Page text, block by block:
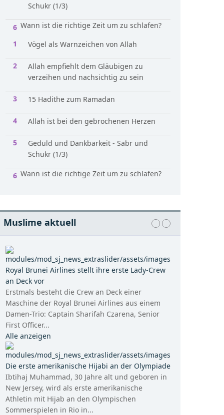
Schukr (1/3)
Wann ist die richtige Zeit um zu schlafen?
Vögel als Warnzeichen von Allah
Allah empfiehlt dem Gläubigen zu
verzeihen und nachsichtig zu sein
15 Hadithe zum Ramadan
Allah ist bei den gebrochenen Herzen
Geduld und Dankbarkeit - Sabr und
Schukr (1/3)
Wann ist die richtige Zeit um zu schlafen?
Muslime aktuell
Royal Brunei Airlines stellt ihre erste Lady-Crew
an Deck vor
Erstmals besteht die Crew an Deck einer
Maschine der Royal Brunei Airlines aus einem
Damen-Trio: Captain Sharifah Czarena, Senior
First Officer...
Alle anzeigen
Die erste amerikanische Hijabi an der Olympiade
Ibtihaj Muhammad, 30 Jahre alt und geboren in
New Jersey, wird als erste amerikanische
Athletin mit Hijab an den Olympischen
Sommerspielen in Rio in...